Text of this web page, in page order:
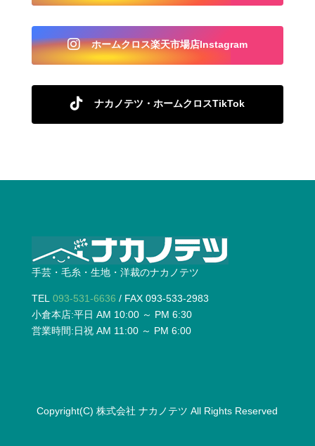
ホームクロス楽天市場店Instagram
ナカノテツ・ホームクロスTikTok
手芸・毛糸・生地・洋裁のナカノテツ
TEL 093-531-6636 / FAX 093-533-2983
小倉本店:平日 AM 10:00 ～ PM 6:30
営業時間:日祝 AM 11:00 ～ PM 6:00
Copyright(C)株式会社 ナカノテツ All Rights Reserved